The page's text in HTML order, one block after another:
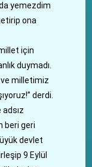
yemezdim
ona
için
duymadı.
ve milletimiz
derdi.
adsız
beri geri
devlet
9 Eylül